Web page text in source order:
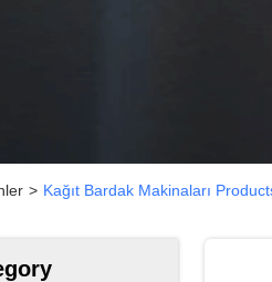
> Kağıt Bardak Makinaları